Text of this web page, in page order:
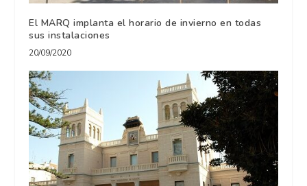
El MARQ implanta el horario de invierno en todas
sus instalaciones
20/09/2020